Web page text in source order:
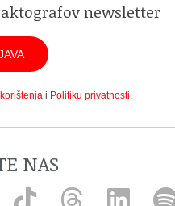
newsletter
i Politiku privatnosti.
NAS